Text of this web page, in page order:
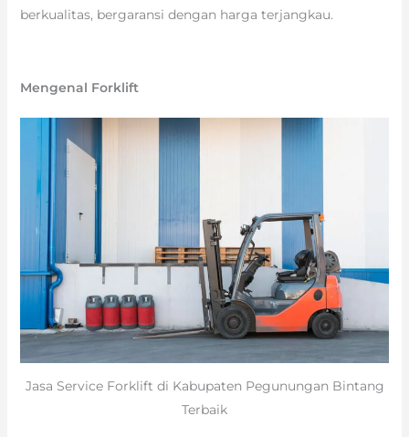
berkualitas, bergaransi dengan harga terjangkau.
Mengenal Forklift
Jasa Service Forklift di Kabupaten Pegunungan Bintang
Terbaik